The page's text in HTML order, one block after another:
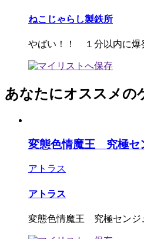
ねこじゃらし製鉄所
やばい！！ １分以内に爆
あなたにオススメの
変態色情魔王 究極セ
アトラス
アトラス
変態色情魔王 究極セン